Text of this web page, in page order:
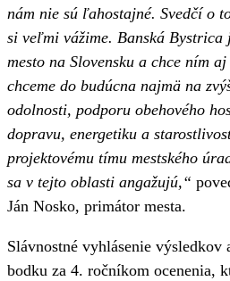
nám nie sú ľahostajné. Svedčí o
si veľmi vážime. Banská Bystrica
mesto na Slovensku a chce ním
chceme do budúcna najmä na
odolnosti, podporu obehového
dopravu, energetiku a
projektovému tímu mestského
sa v tejto oblasti angažujú,“
Ján Nosko, primátor mesta.
Slávnostné vyhlásenie výsledkov
bodku za 4. ročníkom ocenenia,